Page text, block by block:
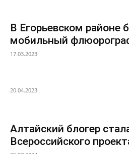
В Егорьевском районе
мобильный
17.03.2023
20.04.2023
Алтайский блогер
Всероссийского